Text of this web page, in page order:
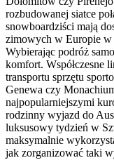
rozbudowanej siatce
snowboardziści mają
zimowych w Europie w
Wybierając podróż
komfort. Współczesne
transportu sprzętu
Genewa czy
najpopularniejszymi
rodzinny wyjazd do
luksusowy tydzień w
maksymalnie
jak zorganizować taki